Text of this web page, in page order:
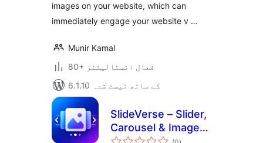
images on your website, which can
immediately engage your website v …
Munir Kamal
80+ فعال انسٹالیشنز
6.1.10 کے ساتھ ٹیسٹ شدہ
SlideVerse – Slider,
Carousel & Image
مجموعی